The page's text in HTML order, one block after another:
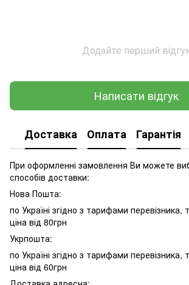
Додайте перший
Написати відгук
Доставка Оплата Гарантія
При оформленні замовлення Ви можете
способів доставки:
Нова Пошта:
по Україні згідно з тарифами перевізника,
ціна від 80грн
Укрпошта:
по Україні згідно з тарифами перевізника,
ціна від 60грн